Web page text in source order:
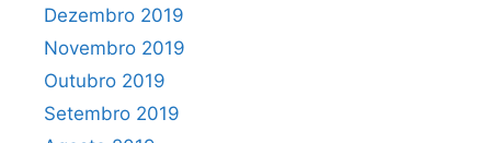
Dezembro 2019
Novembro 2019
Outubro 2019
Setembro 2019